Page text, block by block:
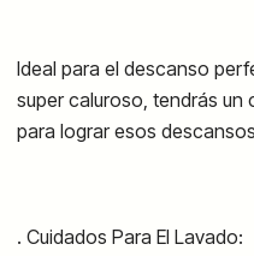
Ideal para el descanso
super caluroso, tendrás
para lograr esos
. Cuidados Para El Lavado: